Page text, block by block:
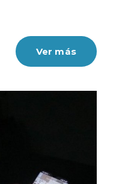
Ver más